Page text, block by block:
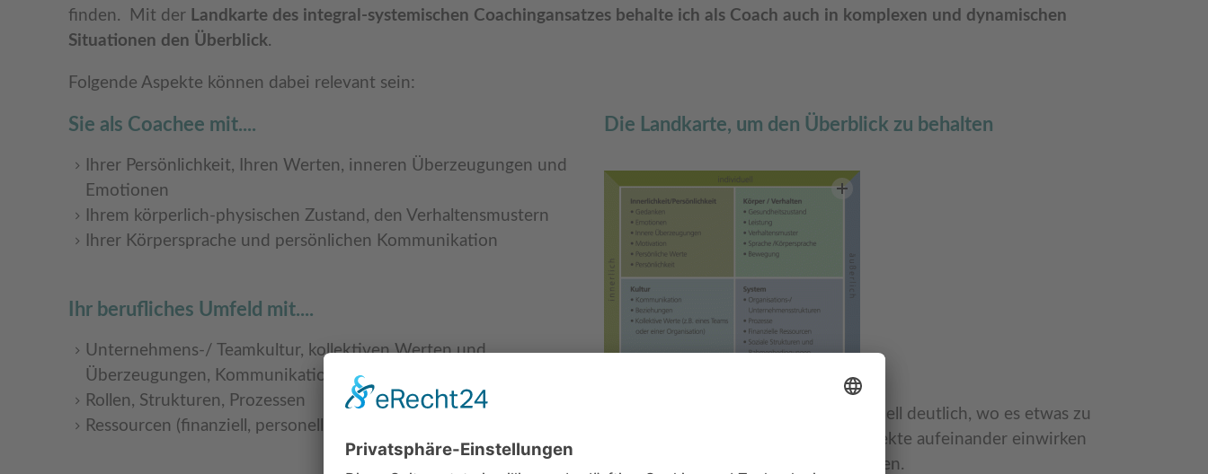
finden. Mit der Landkarte des integral-systemischen Coachingansatzes behalte ich als Coach auch in komplexen und dynamischen
Situationen den Überblick.
Folgende Aspekte können dabei relevant sein:
Sie als Coachee mit....
Ihrer Persönlichkeit, Ihren Werten, inneren Überzeugungen und
Emotionen
Ihrem körperlich-physischen Zustand, den Verhaltensmustern
Ihrer Körpersprache und persönlichen Kommunikation
Ihr berufliches Umfeld mit....
Unternehmens-/ Teamkultur, kollektiven Werten und
Überzeugungen, Kommunikationssystemen
Rollen, Strukturen, Prozessen
Ressourcen (finanziell, personell, zeitlich, materiell)
Die Landkarte, um den Überblick zu behalten
Durch diese Analyse wird häufig schnell deutlich, wo es etwas zu
tun gibt, wie die verschiedenen Aspekte aufeinander einwirken
und wo Lösungsansätze liegen könnten.